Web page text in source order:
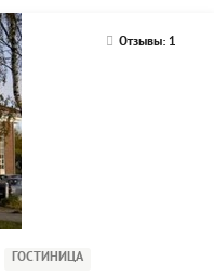
Отзывы: 1
ГОСТИНИЦА